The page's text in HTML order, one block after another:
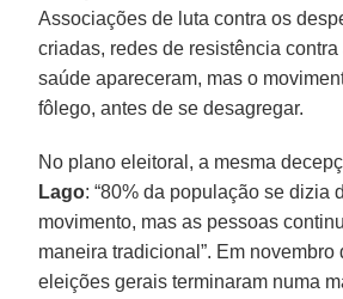
Associações de luta contra os
criadas, redes de resistência contra
saúde apareceram, mas o
fôlego, antes de se desagregar.
No plano eleitoral, a mesma
Lago: “80% da população se dizia
movimento, mas as pessoas
maneira tradicional”. Em novembro
eleições gerais terminaram numa